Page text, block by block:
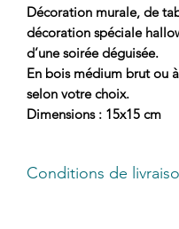
Décoration murale, de
décoration spéciale
d’une soirée déguisée.
En bois médium brut ou
selon votre choix.
Dimensions : 15x15 cm
Conditions de